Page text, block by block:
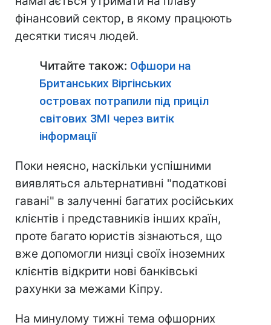
фінансовий сектор, в якому працюють
десятки тисяч людей.
Читайте також: Офшори на
Британських Віргінських
островах потрапили під приціл
світових ЗМІ через витік
інформації
Поки неясно, наскільки успішними
виявляться альтернативні "податкові
гавані" в залученні багатих російських
клієнтів і представників інших країн,
проте багато юристів зізнаються, що
вже допомогли низці своїх іноземних
клієнтів відкрити нові банківські
рахунки за межами Кіпру.
На минулому тижні тема офшорних